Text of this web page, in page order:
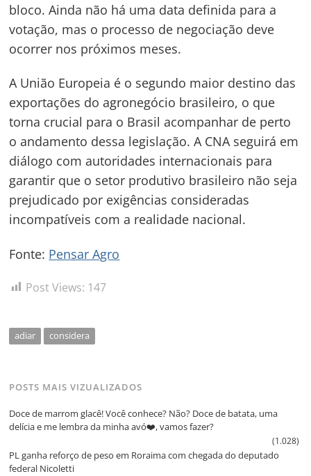
bloco. Ainda não há uma data definida para a
votação, mas o processo de negociação deve
ocorrer nos próximos meses.
A União Europeia é o segundo maior destino das
exportações do agronegócio brasileiro, o que
torna crucial para o Brasil acompanhar de perto
o andamento dessa legislação. A CNA seguirá em
diálogo com autoridades internacionais para
garantir que o setor produtivo brasileiro não seja
prejudicado por exigências consideradas
incompatíveis com a realidade nacional.
Fonte: Pensar Agro
Post Views: 147
adiar considera
POSTS MAIS VIZUALIZADOS
Doce de marrom glacê! Você conhece? Não? Doce de batata, uma
delícia e me lembra da minha avó❤️, vamos fazer?
(1.028)
PL ganha reforço de peso em Roraima com chegada do deputado
federal Nicoletti